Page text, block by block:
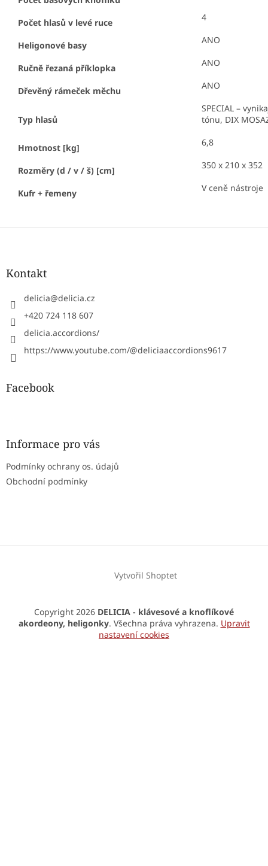
Počet hlasů v levé ruce 4
Heligonové basy ANO
Ručně řezaná příklopka ANO
Dřevěný rámeček měchu ANO
Typ hlasů
SPECIAL –
tónu, DIX
Hmotnost [kg] 6,8
Rozměry (d / v / š) [cm] 350 x 210 x 352
Kufr + řemeny V ceně nástroje
Z
Kontakt
delicia@delicia.cz
+420 724 118 607
delicia.accordions/
https://www.youtube.com/@deliciaaccordions9617
Facebook
Informace pro vás
Podmínky ochrany os. údajů
Obchodní podmínky
Vytvořil Shoptet
Copyright 2026 DELICIA - klávesové a knoflíkové
akordeony, heligonky. Všechna práva vyhrazena. Upravit
nastavení cookies